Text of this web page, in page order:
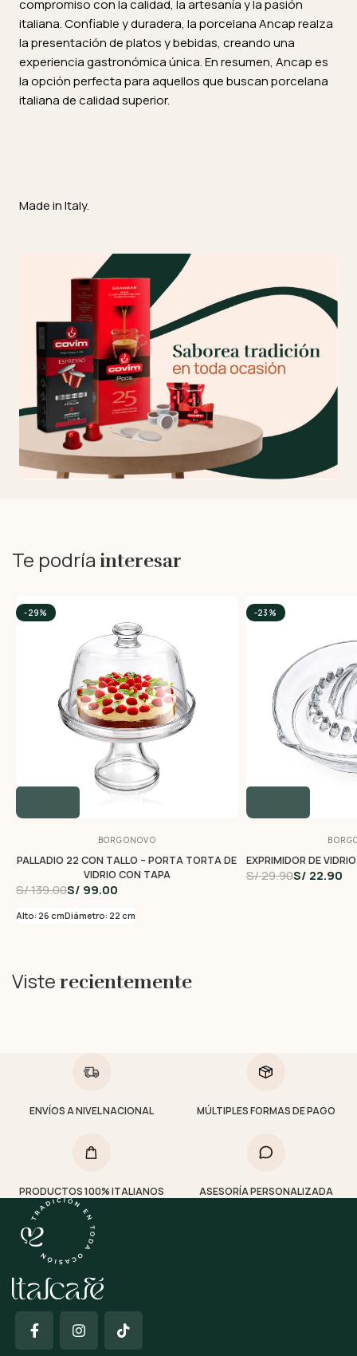
compromiso con la calidad, la artesanía y la pasión
italiana. Confiable y duradera, la porcelana Ancap realza
la presentación de platos y bebidas, creando una
experiencia gastronómica única. En resumen, Ancap es
la opción perfecta para aquellos que buscan porcelana
italiana de calidad superior.
Made in Italy.
Te podría interesar
-29%
BORGONOVO
PALLADIO 22 CON TALLO – PORTA TORTA DE
VIDRIO CON TAPA
S/ 139.00S/ 99.00
Alto: 26 cmDiámetro: 22 cm
-23%
EXPRIMIDOR DE VIDRIO
S/ 29.90S/ 22.90
Viste recientemente
ENVÍOS A NIVEL NACIONAL MÚLTIPLES FORMAS DE PAGO
PRODUCTOS 100% ITALIANOS ASESORÍA PERSONALIZADA